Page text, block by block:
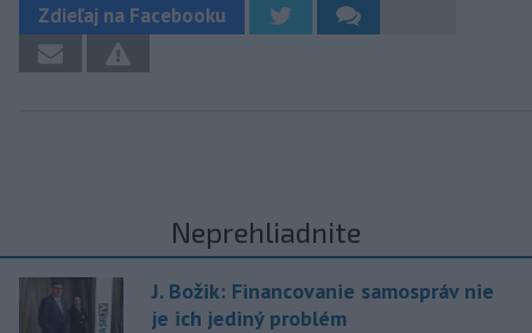
Zdieľaj na Facebooku
Neprehliadnite
J. Božik: Financovanie samospráv nie
je ich jediný problém